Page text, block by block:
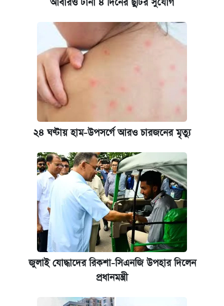
২৪ ঘণ্টায় হাম-উপসর্গে আরও চারজনের মৃত্যু
জুলাই যোদ্ধাদের রিকশা-সিএনজি উপহার দিলেন
প্রধানমন্ত্রী